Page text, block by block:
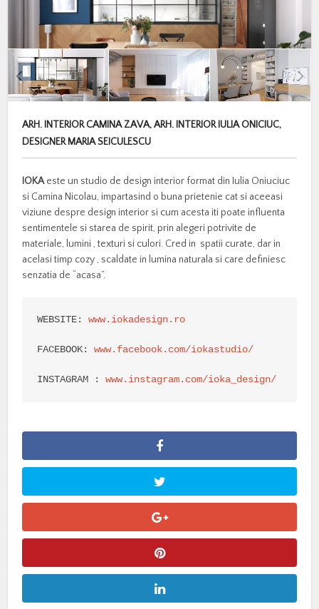
ARH. INTERIOR CAMINA ZAVA, ARH. INTERIOR IULIA ONICIUC,
DESIGNER MARIA SEICULESCU
IOKAeste un studio de design interior format din Iulia Oniuciuc
si Camina Nicolau, impartasind o buna prietenie cat si aceeasi
viziune despre design interior si cum acesta iti poate influenta
sentimentele si starea de spirit, prin alegeri potrivite de
materiale, lumini , texturi si culori. Cred in spatii curate, dar in
acelasi timp cozy , scaldate in lumina naturala si care definiesc
senzatia de “acasa”.
WEBSITE: www.iokadesign.ro
FACEBOOK: www.facebook.com/iokastudio/
INSTAGRAM : www.instagram.com/ioka_design/